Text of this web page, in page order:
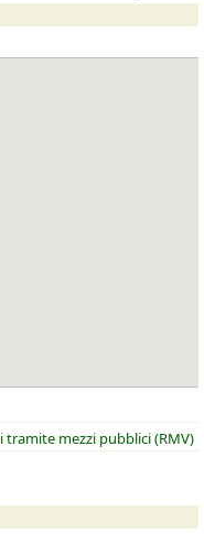
tramite mezzi pubblici (RMV)